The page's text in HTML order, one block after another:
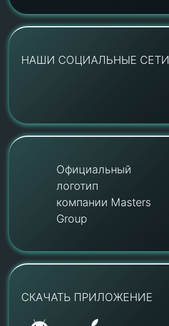
НАШИ СОЦИАЛЬНЫЕ СЕТИ
Официальный
логотип
компании Masters
Group
СКАЧАТЬ ПРИЛОЖЕНИЕ